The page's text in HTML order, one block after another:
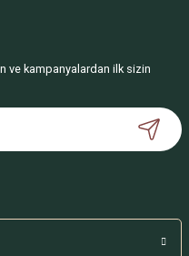
ve kampanyalardan ilk sizin